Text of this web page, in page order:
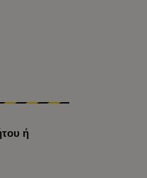
ή